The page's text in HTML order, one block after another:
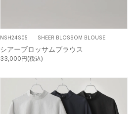
NSH24S05 SHEER BLOSSOM BLOUSE
シアーブロッサムブラウス
33,000円(税込)